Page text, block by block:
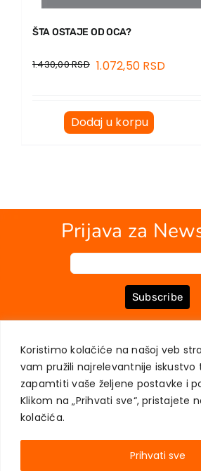
Koristimo kolačiće na našoj veb
vam pružili najrelevantnije
zapamtiti vaše željene postavke i
Klikom na „Prihvati sve“, pristajete
kolačića.
Prihvati sve
ŠTA OSTAJE OD OCA?
1.430,00RSD 1.072,50 RSD
Dodaj u korpu
Prijava za
Subscribe
MOJ NALOG
ZAŠTITA PRIVATNOSTI